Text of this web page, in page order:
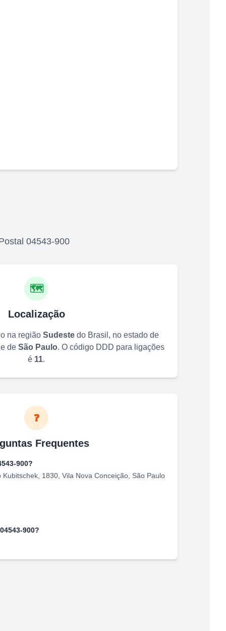
04543-900
🗺️
Localização
na região Sudeste do Brasil, no estado de
de São Paulo. O código DDD para ligações
é 11.
❓
Frequentes
900?
Kubitschek, 1830 Vila Nova Conceição São Paulo
04543-900?